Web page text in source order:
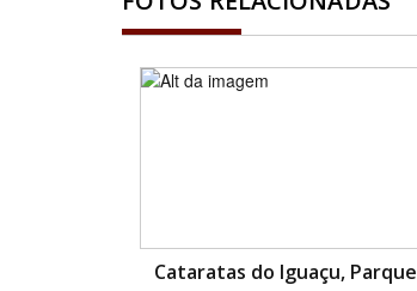
Cataratas do Iguaçu, Parque